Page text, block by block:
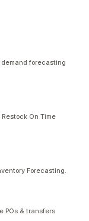
forecasting
On Time
Forecasting.
POs & transfers